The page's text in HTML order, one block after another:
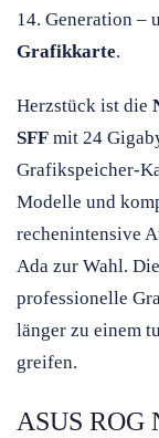
14. Generation –
Grafikkarte.
Herzstück ist die
SFF mit 24
Grafikspeicher-
Modelle und
rechenintensive
Ada zur Wahl.
professionelle
länger zu einem
greifen.
ASUS ROG